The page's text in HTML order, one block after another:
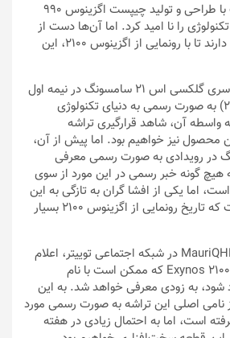
/ سامسونگ با طراحی و تولید چیپست اگزینوس 990
را نا امید کرد. اما آن‌ها دست از
تلاش بر نداشته و قصد دارند تا با رونمایی از اگزینوس 2100، این
همان طورکه می‌دانید، سری گلکسی اس 21 سامسونگ در نیمه اول
سال آینده میلادی (2021) به صورت رسمی به دنیای تکنولوژی
آن، شاهد قرارگیری تراشه
درون این محصول نیز خواهیم بود. اما پیش از آن،
در رویدادی به صورت رسمی معرفی
گونه خبر رسمی در این مورد از سوی
اما یکی از افشا گران به تازگی به این
موضوع اشاره کرده است که تاریخ رونمایی از اگزینوس 2100 بسیار
شخصی با نام کاربری MauriQHD در شبکه اجتماعی توییتر، اعلام
کرده است که چیپست Exynos 2100 که ممکن است با نام
از آن یاد شود، به زودی معرفی خواهد شد. به این
نامی اصلی این تراشه به صورت رسمی مورد
است، اما به احتمال زیادی در هفته